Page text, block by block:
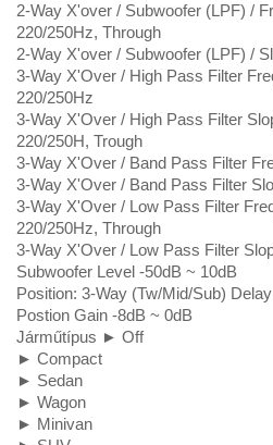
2-Way X'over / Subwoofer (LPF) /
220/250Hz, Through
2-Way X'over / Subwoofer (LPF) /
3-Way X'Over / High Pass Filter
220/250Hz
3-Way X'Over / High Pass Filter
220/250H, Trough
3-Way X'Over / Band Pass Filter
3-Way X'Over / Band Pass Filter
3-Way X'Over / Low Pass Filter
220/250Hz, Through
3-Way X'Over / Low Pass Filter
Subwoofer Level -50dB ~ 10dB
Position: 3-Way (Tw/Mid/Sub)
Postion Gain -8dB ~ 0dB
Járműtípus ► Off
► Compact
► Sedan
► Wagon
► Minivan